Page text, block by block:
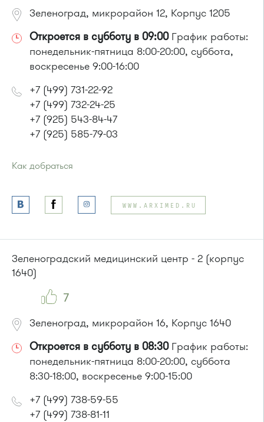
Маршрутка № 408м, 476м, 720м, 900, 903
Зеленоград, микрорайон 12, Корпус 1205
Откроется в субботу в 09:00График работы:
понедельник-пятница 8:00-20:00, суббота,
воскресенье 9:00-16:00
+7 (499) 731-22-92
+7 (499) 732-24-25
+7 (925) 543-84-47
+7 (925) 585-79-03
Как добраться
Автобусы № 1, 4, 8, 10, 12, 13, 15, 23, 29, 312, 377, 390, 476,
493.
720м, 900, 903
Автобусы № 1, 9, 10, 12, 13, 15, 23, 31.
Маршрутка № 128, 409м, 431м, 476м, 720м, 721м, 900, 903
WWW.ARXIMED.RU
Зеленоградский медицинский центр - 2 (корпус
1640)
7
Зеленоград, микрорайон 16, Корпус 1640
Откроется в субботу в 08:30График работы:
понедельник-пятница 8:00-20:00, суббота
8:30-18:00, воскресенье 9:00-15:00
+7 (499) 738-59-55
+7 (499) 738-81-11